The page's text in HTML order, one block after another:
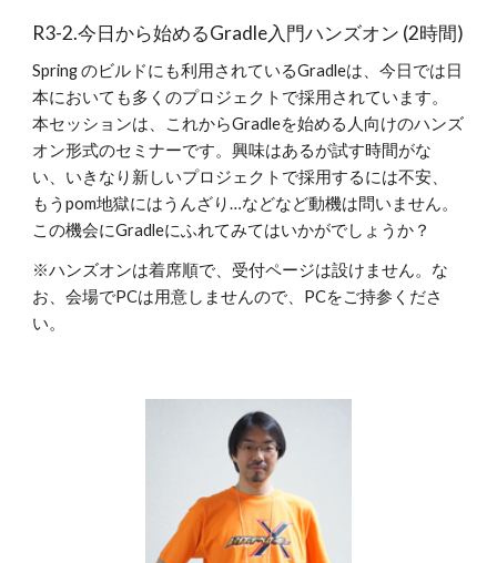
R3-2.今日から始めるGradle入門ハンズオン (2時間)
Spring のビルドにも利用されているGradleは、今日では日
本においても多くのプロジェクトで採用されています。
本セッションは、これからGradleを始める人向けのハンズ
オン形式のセミナーです。興味はあるが試す時間がな
い、いきなり新しいプロジェクトで採用するには不安、
もうpom地獄にはうんざり…などなど動機は問いません。
この機会にGradleにふれてみてはいかがでしょうか？
※ハンズオンは着席順で、受付ページは設けません。な
お、会場でPCは用意しませんので、PCをご持参くださ
い。